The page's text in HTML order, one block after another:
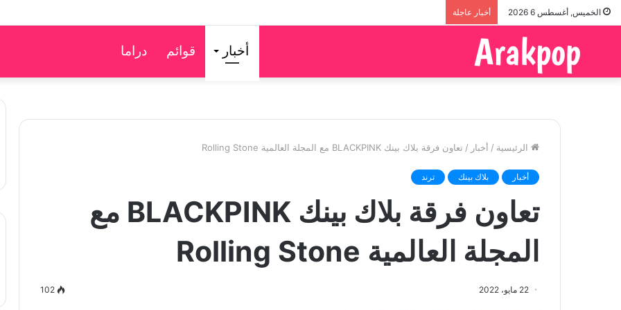
الخميس, أغسطس 6 2026 أخبار عاجلة
أخبار قوائم دراما
الرئيسية / أخبار / تعاون فرقة بلاك بينك BLACKPINK مع المجلة العالمية Rolling Stone
أخبار بلاك بينك ترند
تعاون فرقة بلاك بينك BLACKPINK مع
المجلة العالمية Rolling Stone
22 مايو، 2022 102